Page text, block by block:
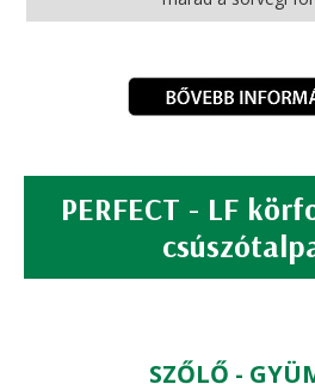
PERFECT - LF
SZŐLŐ -